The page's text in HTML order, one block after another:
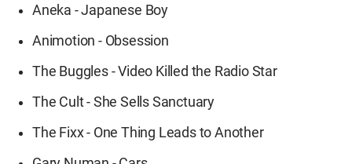
Aneka - Japanese Boy
Animotion - Obsession
The Buggles - Video Killed the Radio Star
The Cult - She Sells Sanctuary
The Fixx - One Thing Leads to Another